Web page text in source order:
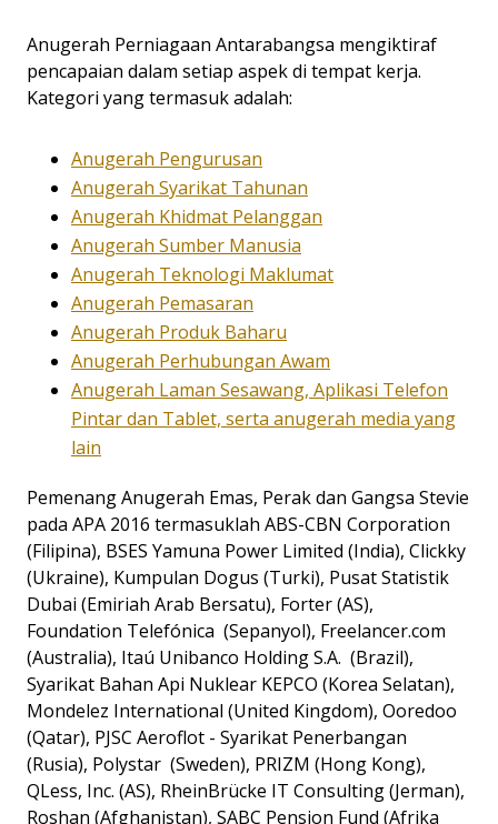
Anugerah Perniagaan Antarabangsa mengiktiraf
pencapaian dalam setiap aspek di tempat kerja.
Kategori yang termasuk adalah:
Anugerah Pengurusan
Anugerah Syarikat Tahunan
Anugerah Khidmat Pelanggan
Anugerah Sumber Manusia
Anugerah Teknologi Maklumat
Anugerah Pemasaran
Anugerah Produk Baharu
Anugerah Perhubungan Awam
Anugerah Laman Sesawang, Aplikasi Telefon
Pintar dan Tablet, serta anugerah media yang
lain
Pemenang Anugerah Emas, Perak dan Gangsa Stevie
pada APA 2016 termasuklah ABS-CBN Corporation
(Filipina), BSES Yamuna Power Limited (India), Clickky
(Ukraine), Kumpulan Dogus (Turki), Pusat Statistik
Dubai (Emiriah Arab Bersatu), Forter (AS),
Foundation Telefónica (Sepanyol), Freelancer.com
(Australia), Itaú Unibanco Holding S.A. (Brazil),
Syarikat Bahan Api Nuklear KEPCO (Korea Selatan),
Mondelez International (United Kingdom), Ooredoo
(Qatar), PJSC Aeroflot - Syarikat Penerbangan
(Rusia), Polystar (Sweden), PRIZM (Hong Kong),
QLess, Inc. (AS), RheinBrücke IT Consulting (Jerman),
Roshan (Afghanistan), SABC Pension Fund (Afrika